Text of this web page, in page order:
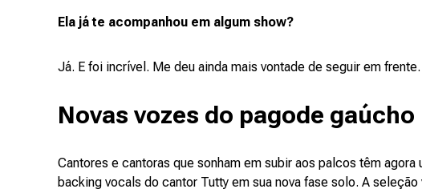
Ela já te acompanhou em algum show?
Já. E foi incrível. Me deu ainda mais vontade de seguir em frente.
Novas vozes do pagode gaúcho
Cantores e cantoras que sonham em subir aos palcos têm
backing vocals do cantor Tutty em sua nova fase solo. A